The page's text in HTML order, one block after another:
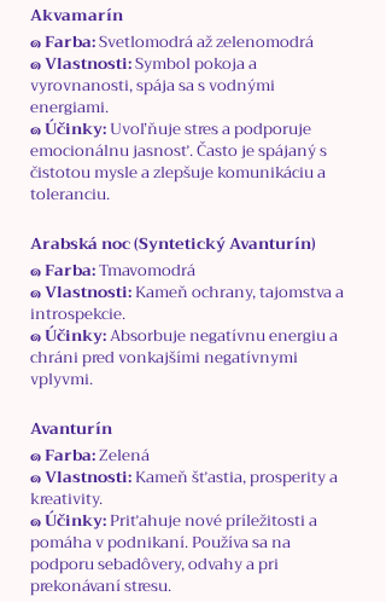
Akvamarín
๑ Farba:Svetlomodrá až zelenomodrá
๑ Vlastnosti:Symbol pokoja a
vyrovnanosti, spája sa s vodnými
energiami.
๑ Účinky:Uvoľňuje stres a podporuje
emocionálnu jasnosť. Často je spájaný s
čistotou mysle a zlepšuje komunikáciu a
toleranciu.
Arabská noc (Syntetický Avanturín)
๑ Farba:Tmavomodrá
๑ Vlastnosti:Kameň ochrany, tajomstva a
introspekcie.
๑ Účinky:Absorbuje negatívnu energiu a
chráni pred vonkajšími negatívnymi
vplyvmi.
Avanturín
๑ Farba:Zelená
๑ Vlastnosti:Kameň šťastia, prosperity a
kreativity.
๑ Účinky:Priťahuje nové príležitosti a
pomáha v podnikaní. Používa sa na
podporu sebadôvery, odvahy a pri
prekonávaní stresu.